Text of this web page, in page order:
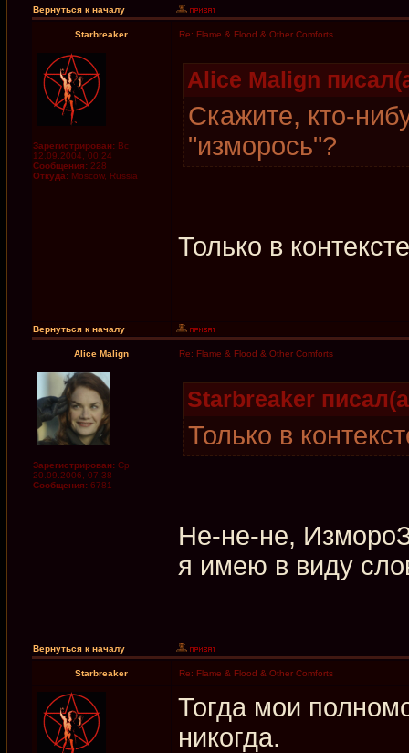
Вернуться к началу
Starbreaker Re: Flame & Flood & Other Comforts
Зарегистрирован: Вс
12.09.2004, 00:24
Сообщения: 228
Откуда: Moscow, Russia
Alice Malign
Скажите, кто-
"изморось"?
Только в
Вернуться к началу
Alice Malign Re: Flame & Flood & Other Comforts
Зарегистрирован: Ср
20.09.2006, 07:38
Сообщения: 6781
Starbreaker
Только в
Не-не-не,
я имею в виду
Вернуться к началу
Starbreaker Re: Flame & Flood & Other Comforts
Тогда мои
никогда.